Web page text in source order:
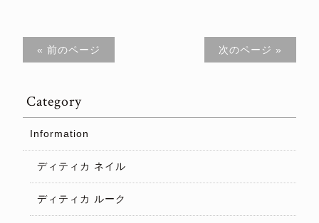
« 前のページ 次のページ »
Category
Information
ディティカ ネイル
ディティカ ルーク